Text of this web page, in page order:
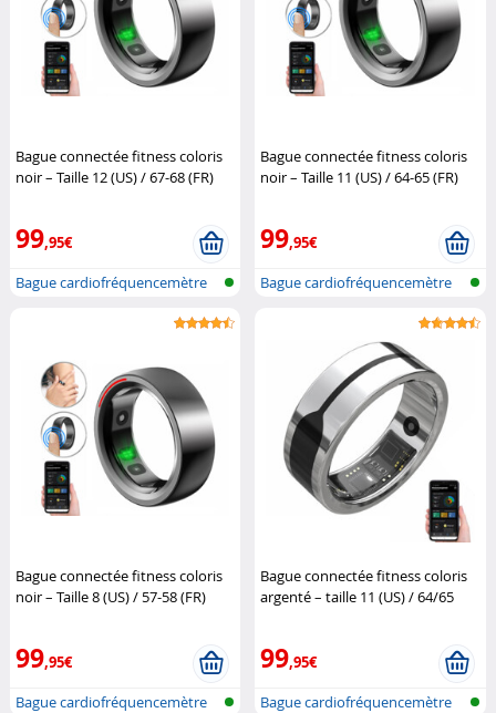
Bague connectée fitness coloris
noir – Taille 12 (US) / 67-68 (FR)
99,95€
Bague cardiofréquencemètre
Bague connectée fitness coloris
noir – Taille 11 (US) / 64-65 (FR)
99,95€
Bague cardiofréquencemètre
Bague connectée fitness coloris
noir – Taille 8 (US) / 57-58 (FR)
99,95€
Bague cardiofréquencemètre
Bague connectée fitness coloris
argenté – taille 11 (US) / 64/65
99,95€
Bague cardiofréquencemètre